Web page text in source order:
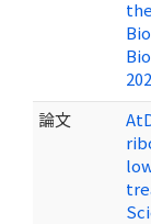
論文